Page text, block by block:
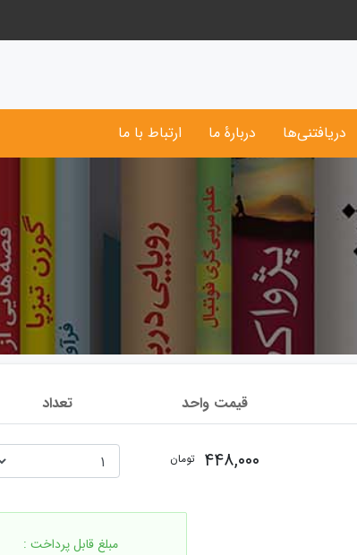
دریافتنی‌ها دربارۀ ما ارتباط با ما
قیمت واحد تعداد
۴۴۸,۰۰۰ تومان
مبلغ قابل پرداخت :